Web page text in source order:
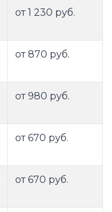
от 1 230 руб.
от 870 руб.
от 980 руб.
от 670 руб.
от 670 руб.